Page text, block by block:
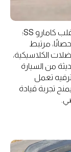
أسفل هذا الغلاف المستعار من شيفل، ينبض قلب كامارو SS؛
بمحرك V8 سعة 6.2 لتر يُنتج قوة تصل إلى 426 حصانًا، مرتبط
الكلاسيكية،
من السيارة
تعمل
تجربة قيادة